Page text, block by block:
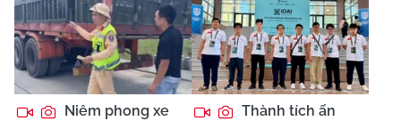
Niêm phong xe
Thành tích ấn